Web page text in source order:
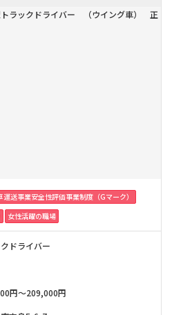
運送事業安全性評価事業制度（Gマーク）
女性活躍の職場
ドライバー
円～209,000円